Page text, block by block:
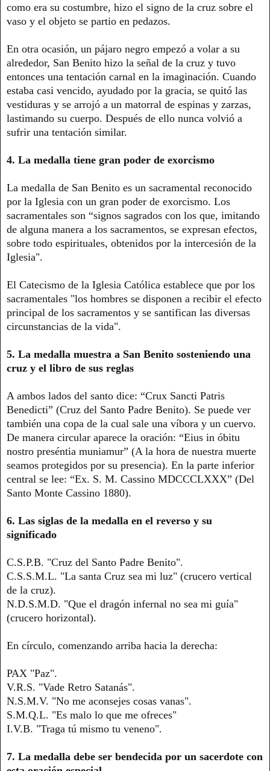
como era su costumbre, hizo el signo de la cruz sobre el
vaso y el objeto se partio en pedazos.
En otra ocasión, un pájaro negro empezó a volar a su
alrededor, San Benito hizo la señal de la cruz y tuvo
entonces una tentación carnal en la imaginación. Cuando
estaba casi vencido, ayudado por la gracia, se quitó las
vestiduras y se arrojó a un matorral de espinas y zarzas,
lastimando su cuerpo. Después de ello nunca volvió a
sufrir una tentación similar.
4. La medalla tiene gran poder de exorcismo
La medalla de San Benito es un sacramental reconocido
por la Iglesia con un gran poder de exorcismo. Los
sacramentales son “signos sagrados con los que, imitando
de alguna manera a los sacramentos, se expresan efectos,
sobre todo espirituales, obtenidos por la intercesión de la
Iglesia".
El Catecismo de la Iglesia Católica establece que por los
sacramentales "los hombres se disponen a recibir el efecto
principal de los sacramentos y se santifican las diversas
circunstancias de la vida".
5. La medalla muestra a San Benito sosteniendo una
cruz y el libro de sus reglas
A ambos lados del santo dice: “Crux Sancti Patris
Benedicti” (Cruz del Santo Padre Benito). Se puede ver
también una copa de la cual sale una víbora y un cuervo.
De manera circular aparece la oración: “Eius in óbitu
nostro preséntia muniamur” (A la hora de nuestra muerte
seamos protegidos por su presencia). En la parte inferior
central se lee: “Ex. S. M. Cassino MDCCCLXXX” (Del
Santo Monte Cassino 1880).
6. Las siglas de la medalla en el reverso y su
significado
C.S.P.B. "Cruz del Santo Padre Benito".
C.S.S.M.L. "La santa Cruz sea mi luz" (crucero vertical
de la cruz).
N.D.S.M.D. "Que el dragón infernal no sea mi guía"
(crucero horizontal).
En círculo, comenzando arriba hacia la derecha:
PAX "Paz".
V.R.S. "Vade Retro Satanás".
N.S.M.V. "No me aconsejes cosas vanas".
S.M.Q.L. "Es malo lo que me ofreces"
I.V.B. "Traga tú mismo tu veneno".
7. La medalla debe ser bendecida por un sacerdote con